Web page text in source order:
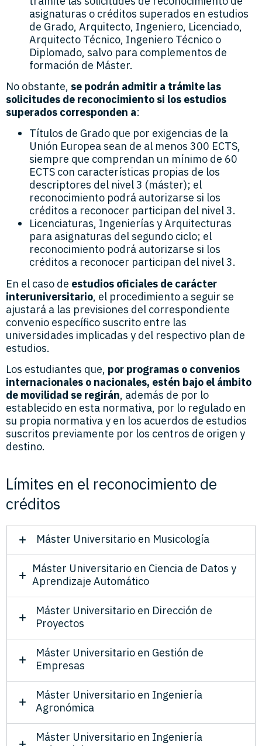
asignaturas o créditos superados en estudios
de Grado, Arquitecto, Ingeniero, Licenciado,
Arquitecto Técnico, Ingeniero Técnico o
Diplomado, salvo para complementos de
formación de Máster.
No obstante, se podrán admitir a trámite las
solicitudes de reconocimiento si los estudios
superados corresponden a:
Títulos de Grado que por exigencias de la
Unión Europea sean de al menos 300 ECTS,
siempre que comprendan un mínimo de 60
ECTS con características propias de los
descriptores del nivel 3 (máster); el
reconocimiento podrá autorizarse si los
créditos a reconocer participan del nivel 3.
Licenciaturas, Ingenierías y Arquitecturas
para asignaturas del segundo ciclo; el
reconocimiento podrá autorizarse si los
créditos a reconocer participan del nivel 3.
En el caso de estudios oficiales de carácter
interuniversitario, el procedimiento a seguir se
ajustará a las previsiones del correspondiente
convenio específico suscrito entre las
universidades implicadas y del respectivo plan de
estudios.
Los estudiantes que, por programas o convenios
internacionales o nacionales, estén bajo el ámbito
de movilidad se regirán, además de por lo
establecido en esta normativa, por lo regulado en
su propia normativa y en los acuerdos de estudios
suscritos previamente por los centros de origen y
destino.
Límites en el reconocimiento de
créditos
Máster Universitario en Musicología
Máster Universitario en Ciencia de Datos y
Aprendizaje Automático
Máster Universitario en Dirección de
Proyectos
Máster Universitario en Gestión de
Empresas
Máster Universitario en Ingeniería
Agronómica
Máster Universitario en Ingeniería